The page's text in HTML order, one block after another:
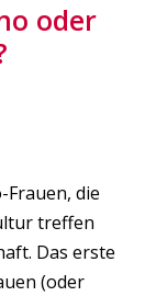
oder
die
treffen
Das erste
(oder